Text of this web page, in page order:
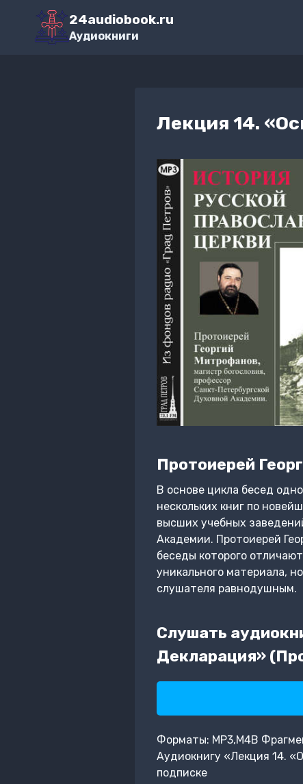
Перейти
содержимому
24audiobook.ru
Аудиокниги
Лекция 14.
Протоиерей
В основе цикла бесед
нескольких книг по
высших учебных
Академии. Протоиерей
беседы которого
уникального материала,
слушателя равнодушным.
Слушать
Декларация»
Форматы: MP3,M4B
Аудиокнигу «Лекция 14.
подписке